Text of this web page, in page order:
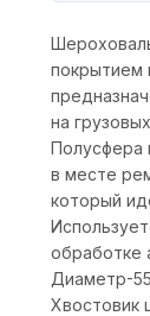
покрытием
на
Полусфера
в месте
который
обработке
Диаметр-
Хвостовик